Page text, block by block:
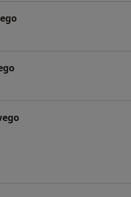
stawu biodrowego
skokowego
stawu kolanowego